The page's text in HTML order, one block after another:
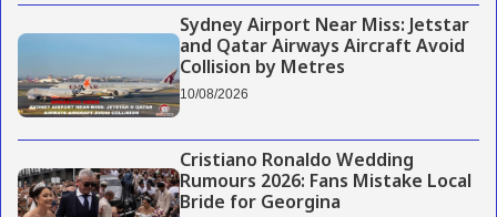
Sydney Airport Near Miss: Jetstar
and Qatar Airways Aircraft Avoid
Collision by Metres
10/08/2026
Cristiano Ronaldo Wedding
Rumours 2026: Fans Mistake Local
Bride for Georgina